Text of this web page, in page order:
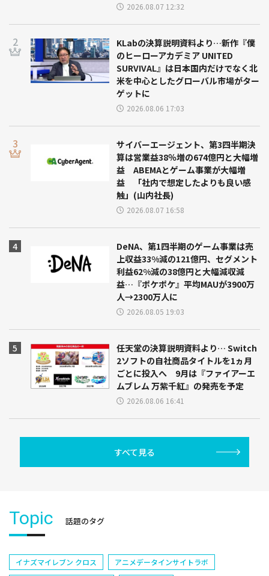
2026.08.07 12:32
KLabの決算説明資料より…新作『僕
のヒーローアカデミア UNITED
SURVIVAL』は日本国内だけでなく北
米を中心としたグローバル市場がター
ゲットに
2026.08.06 17:03
サイバーエージェント、第3四半期決
算は営業益38％増の674億円と大幅増
益 ABEMAとゲーム事業が大幅増
益 「社内で想定したよりも良い感
触」(山内社長)
2026.08.07 16:58
DeNA、第1四半期のゲーム事業は売
上収益33%減の121億円、セグメント
利益62%減の38億円と大幅減収減
益…『ポケポケ』平均MAUが3900万
人→2300万人に
2026.08.05 19:03
任天堂の決算説明資料より… Switch
2ソフトの自社商品タイトルを1ヵ月
ごとに投入へ 9月は『ファイアーエ
ムブレム 万紫千紅』の発売を予定
2026.08.06 16:41
すべて見る
Topic 話題のタグ
イナズマイレブン クロス
アニメデータインサイトラボ